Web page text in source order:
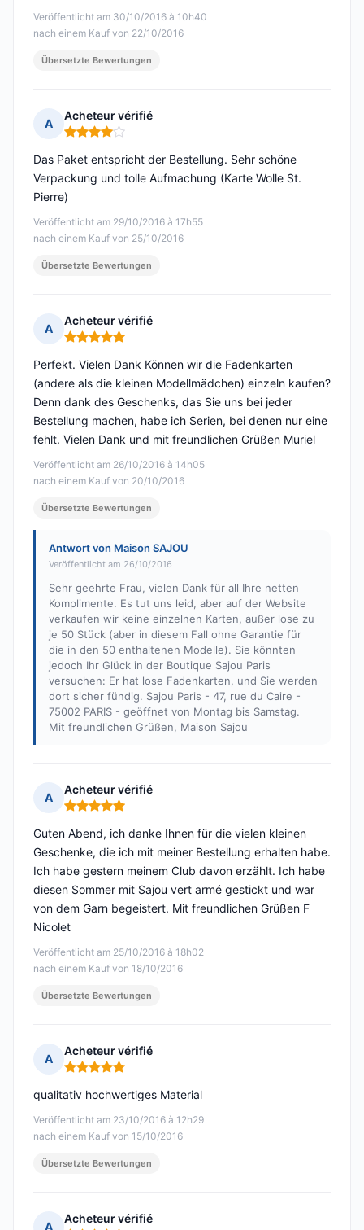
Veröffentlicht am 30/10/2016 à 10h40
nach einem Kauf von 22/10/2016
Übersetzte Bewertungen
A
Acheteur vérifié
Hinweis: 4 von 5
Veröffentlicht am 29/10/2016 à 17h55
nach einem Kauf von 25/10/2016
Das Paket entspricht der Bestellung. Sehr schöne
Verpackung und tolle Aufmachung (Karte Wolle St.
Pierre)
Übersetzte Bewertungen
A
Acheteur vérifié
Hinweis: 5 von 5
Veröffentlicht am 26/10/2016 à 14h05
nach einem Kauf von 20/10/2016
Perfekt. Vielen Dank Können wir die Fadenkarten
(andere als die kleinen Modellmädchen) einzeln kaufen?
Denn dank des Geschenks, das Sie uns bei jeder
Bestellung machen, habe ich Serien, bei denen nur eine
fehlt. Vielen Dank und mit freundlichen Grüßen Muriel
Übersetzte Bewertungen
Antwort von Maison SAJOU
Veröffentlicht am 26/10/2016
Sehr geehrte Frau, vielen Dank für all Ihre netten
Komplimente. Es tut uns leid, aber auf der Website
verkaufen wir keine einzelnen Karten, außer lose zu
je 50 Stück (aber in diesem Fall ohne Garantie für
die in den 50 enthaltenen Modelle). Sie könnten
jedoch Ihr Glück in der Boutique Sajou Paris
versuchen: Er hat lose Fadenkarten, und Sie werden
dort sicher fündig. Sajou Paris - 47, rue du Caire -
75002 PARIS - geöffnet von Montag bis Samstag.
Mit freundlichen Grüßen, Maison Sajou
A
Acheteur vérifié
Hinweis: 5 von 5
Veröffentlicht am 25/10/2016 à 18h02
nach einem Kauf von 18/10/2016
Guten Abend, ich danke Ihnen für die vielen kleinen
Geschenke, die ich mit meiner Bestellung erhalten habe.
Ich habe gestern meinem Club davon erzählt. Ich habe
diesen Sommer mit Sajou vert armé gestickt und war
von dem Garn begeistert. Mit freundlichen Grüßen F
Nicolet
Übersetzte Bewertungen
A
Acheteur vérifié
Hinweis: 5 von 5
Veröffentlicht am 23/10/2016 à 12h29
nach einem Kauf von 15/10/2016
qualitativ hochwertiges Material
Übersetzte Bewertungen
A
Acheteur vérifié